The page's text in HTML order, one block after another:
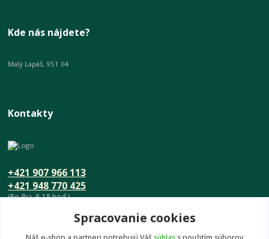
Kde nás nájdete?
Malý Lapáš, 951 04
Kontakty
+421 948 770 425
+421 907 966 113
(Po-Pia, 8-18 hod.)
info@umeniedomova.skSpracovanie cookies